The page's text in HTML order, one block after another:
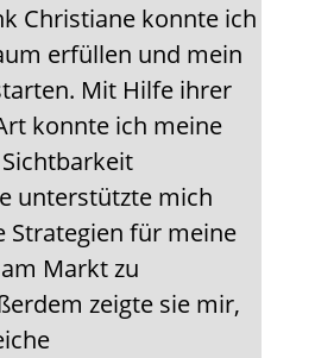
Christiane konnte ich
erfüllen und mein
Mit Hilfe ihrer
konnte ich meine
unterstützte mich
Strategien für meine
Markt zu
zeigte sie mir,